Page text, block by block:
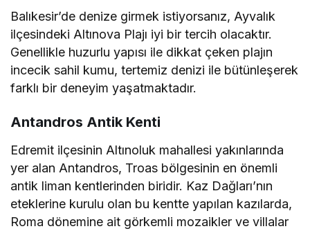
Balıkesir’de denize girmek istiyorsanız, Ayvalık
ilçesindeki Altınova Plajı iyi bir tercih olacaktır.
Genellikle huzurlu yapısı ile dikkat çeken plajın
incecik sahil kumu, tertemiz denizi ile bütünleşerek
farklı bir deneyim yaşatmaktadır.
Antandros Antik Kenti
Edremit ilçesinin Altınoluk mahallesi yakınlarında
yer alan Antandros, Troas bölgesinin en önemli
antik liman kentlerinden biridir. Kaz Dağları’nın
eteklerine kurulu olan bu kentte yapılan kazılarda,
Roma dönemine ait görkemli mozaikler ve villalar